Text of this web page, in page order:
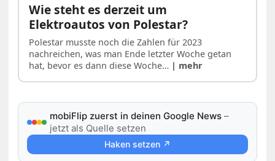
Wie steht es derzeit um
Elektroautos von Polestar?
Polestar musste noch die Zahlen für 2023
nachreichen, was man Ende letzter Woche getan
hat, bevor es dann diese Woche… | mehr
mobiFlip zuerst in deinen Google News –
jetzt als Quelle setzen
Haken setzen ↗